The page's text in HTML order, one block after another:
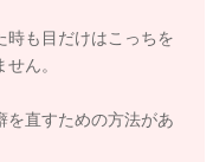
時も目だけはこっちを
ん。
を直すための方法があ